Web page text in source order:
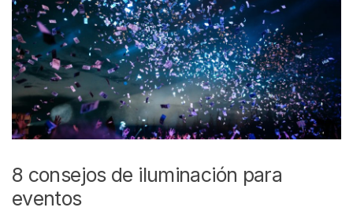
8 consejos de iluminación para
eventos